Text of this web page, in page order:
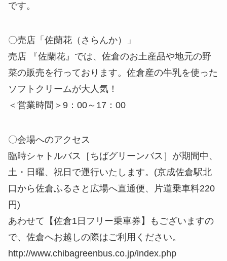
です。
〇売店「佐蘭花（さらんか）」
売店 『佐蘭花』では、佐倉のお土産品や地元の野
菜の販売を行っております。佐倉産の牛乳を使った
ソフトクリームが大人気！
＜営業時間＞9：00～17：00
〇会場へのアクセス
臨時シャトルバス［ちばグリーンバス］が期間中、
土・日曜、祝日で運行いたします。(京成佐倉駅北
口から佐倉ふるさと広場へ直通便、片道乗車料220
円)
あわせて【佐倉1日フリー乗車券】もございますの
で、佐倉へお越しの際はご利用ください。
http://www.chibagreenbus.co.jp/index.php